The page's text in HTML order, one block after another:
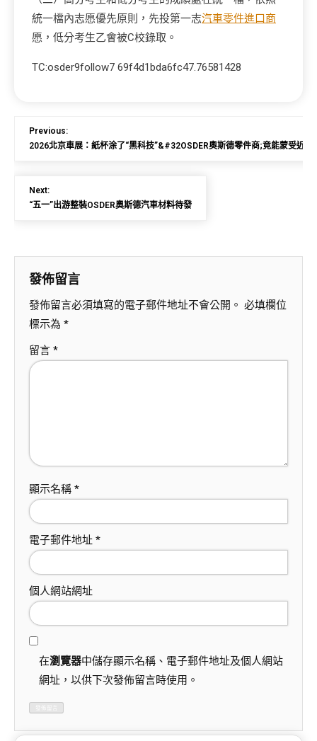
統一檔內志愿優先原則，先投第一志汽車零件進口商
愿，低分考生乙會被C校錄取。
TC:osder9follow7 69f4d1bda6fc47.76581428
Previous:
2026北京車展：紙杯涂了“黑科技”&#32OSDER奧斯德零件商;竟能蒙受近兩
Next:
“五一”出游整裝OSDER奧斯德汽車材料待發
發佈留言
發佈留言必須填寫的電子郵件地址不會公開。 必填欄位
標示為 *
留言 *
顯示名稱 *
電子郵件地址 *
個人網站網址
在瀏覽器中儲存顯示名稱、電子郵件地址及個人網站
網址，以供下次發佈留言時使用。